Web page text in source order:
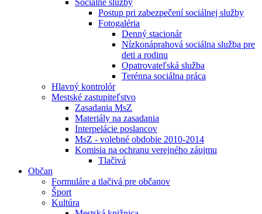
Sociálne služby
Postup pri zabezpečení sociálnej služby
Fotogaléria
Denný stacionár
Nízkonáprahová sociálna služba pre
deti a rodinu
Opatrovateľská služba
Terénna sociálna práca
Hlavný kontrolór
Mestské zastupiteľstvo
Zasadania MsZ
Materiály na zasadania
Interpelácie poslancov
MsZ - volebné obdobie 2010-2014
Komisia na ochranu verejného záujmu
Tlačivá
Občan
Formuláre a tlačivá pre občanov
Šport
Kultúra